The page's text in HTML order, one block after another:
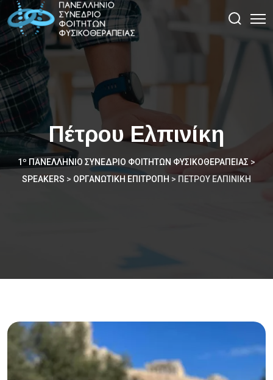
Πέτρου Ελπινίκη
1º ΠΑΝΕΛΛΉΝΙΟ ΣΥΝΈΔΡΙΟ ΦΟΙΤΗΤΏΝ ΦΥΣΙΚΟΘΕΡΑΠΕΊΑΣ >
SPEAKERS > ΟΡΓΑΝΩΤΙΚΉ ΕΠΙΤΡΟΠΉ > ΠΈΤΡΟΥ ΕΛΠΙΝΊΚΗ